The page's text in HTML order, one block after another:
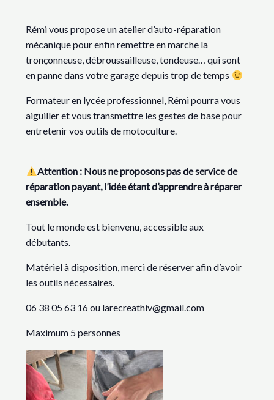
Rémi vous propose un atelier d’auto-réparation
mécanique pour enfin remettre en marche la
tronçonneuse, débroussailleuse, tondeuse… qui sont
en panne dans votre garage depuis trop de temps
Formateur en lycée professionnel, Rémi pourra vous
aiguiller et vous transmettre les gestes de base pour
entretenir vos outils de motoculture.
Attention : Nous ne proposons pas de service de
réparation payant, l’idée étant d’apprendre à réparer
ensemble.
Tout le monde est bienvenu, accessible aux
débutants.
Matériel à disposition, merci de réserver afin d’avoir
les outils nécessaires.
06 38 05 63 16 ou larecreathiv@gmail.com
Maximum 5 personnes